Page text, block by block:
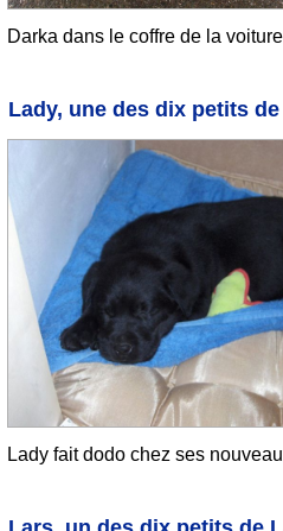
Darka dans le coffre de la
Lady, une des dix petits
Lady fait dodo chez ses